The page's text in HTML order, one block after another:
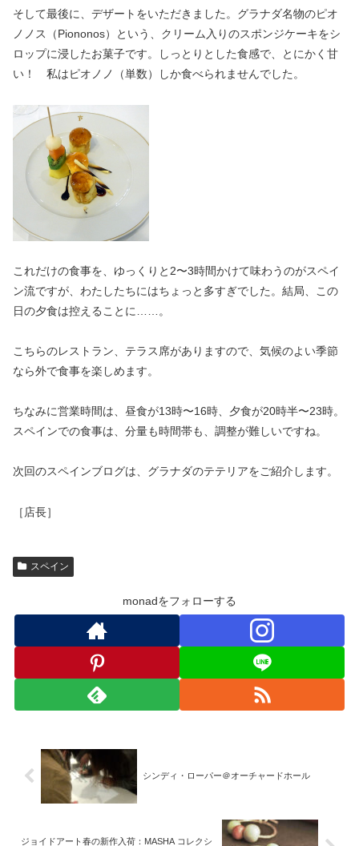
そして最後に、デザートをいただきました。グラナダ名物のピオ
ノノス（Piononos）という、クリーム入りのスポンジケーキをシ
ロップに浸したお菓子です。しっとりとした食感で、とにかく甘
い！ 私はピオノノ（単数）しか食べられませんでした。
これだけの食事を、ゆっくりと2〜3時間かけて味わうのがスペイ
ン流ですが、わたしたちにはちょっと多すぎでした。結局、この
日の夕食は控えることに……。
こちらのレストラン、テラス席がありますので、気候のよい季節
なら外で食事を楽しめます。
ちなみに営業時間は、昼食が13時〜16時、夕食が20時半〜23時。
スペインでの食事は、分量も時間帯も、調整が難しいですね。
次回のスペインブログは、グラナダのテテリアをご紹介します。
［店長］
スペイン
monadをフォローする
シンディ・ローパー＠オーチャードホール
ジョイドアート春の新作入荷：MASHA コレクシ